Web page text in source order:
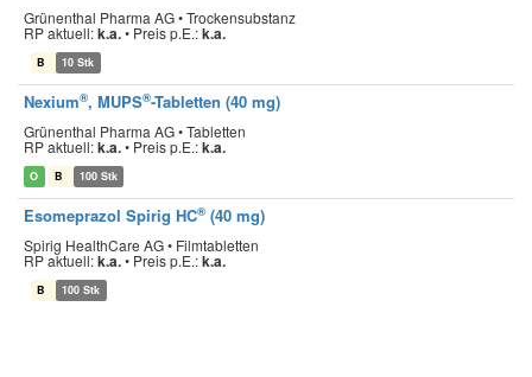
Grünenthal Pharma AG • Trockensubstanz
RP aktuell:k.a.• Preis p.E.:k.a.
B 10 Stk
Nexium®, MUPS®-Tabletten (40 mg)
Grünenthal Pharma AG • Tabletten
RP aktuell:k.a.• Preis p.E.:k.a.
O B 100 Stk
Esomeprazol Spirig HC® (40 mg)
Spirig HealthCare AG • Filmtabletten
RP aktuell:k.a.• Preis p.E.:k.a.
B 100 Stk